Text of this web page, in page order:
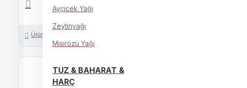
Ayçicek Yağı
Zeytinyağı
Mısırözü Yağı
TUZ & BAHARAT &
HARÇ
Ürün İçin Soru Sor